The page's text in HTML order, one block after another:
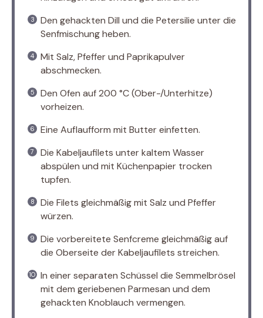
Den gehackten Dill und die Petersilie unter die
Senfmischung heben.
Mit Salz, Pfeffer und Paprikapulver
abschmecken.
Den Ofen auf 200 °C (Ober-/Unterhitze)
vorheizen.
Eine Auflaufform mit Butter einfetten.
Die Kabeljaufilets unter kaltem Wasser
abspülen und mit Küchenpapier trocken
tupfen.
Die Filets gleichmäßig mit Salz und Pfeffer
würzen.
Die vorbereitete Senfcreme gleichmäßig auf
die Oberseite der Kabeljaufilets streichen.
In einer separaten Schüssel die Semmelbrösel
mit dem geriebenen Parmesan und dem
gehackten Knoblauch vermengen.